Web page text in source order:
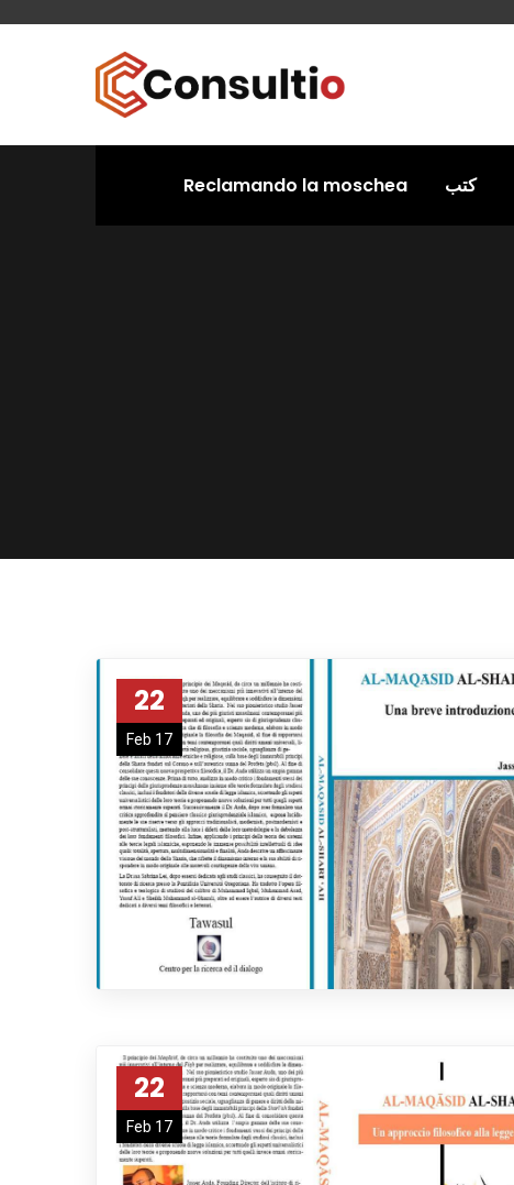
Reclamando la moschea كتب
22
Feb 17
22
Feb 17